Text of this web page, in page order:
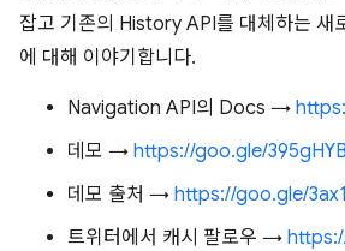
잡고 기존의 History API를 대체하는
에 대해 이야기합니다.
Navigation API의 Docs →
데모 → https://goo.gle/395gHYB
데모 출처 → https://goo.gle/
트위터에서 캐시 팔로우 →